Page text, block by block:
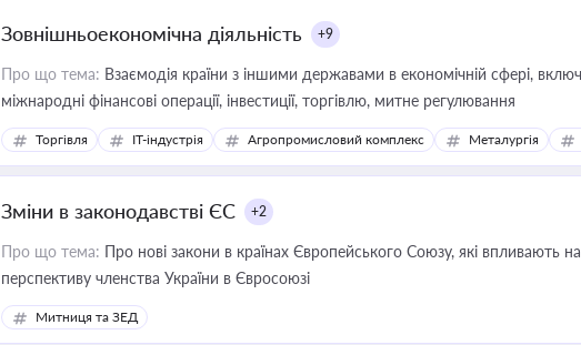
Зовнішньоекономічна діяльність +9
Про що тема: Взаємодія країни з іншими державами в економічній сфері,
міжнародні фінансові операції, інвестиції, торгівлю, митне регулювання
Торгівля IT-індустрія Агропромисловий комплекс Металургія
Зміни в законодавстві ЄС +2
Про що тема: Про нові закони в країнах Європейського Союзу, які впливають на умови торгівлі, трудової міграції, інтеграції та
перспективу членства України в Євросоюзі
Митниця та ЗЕД